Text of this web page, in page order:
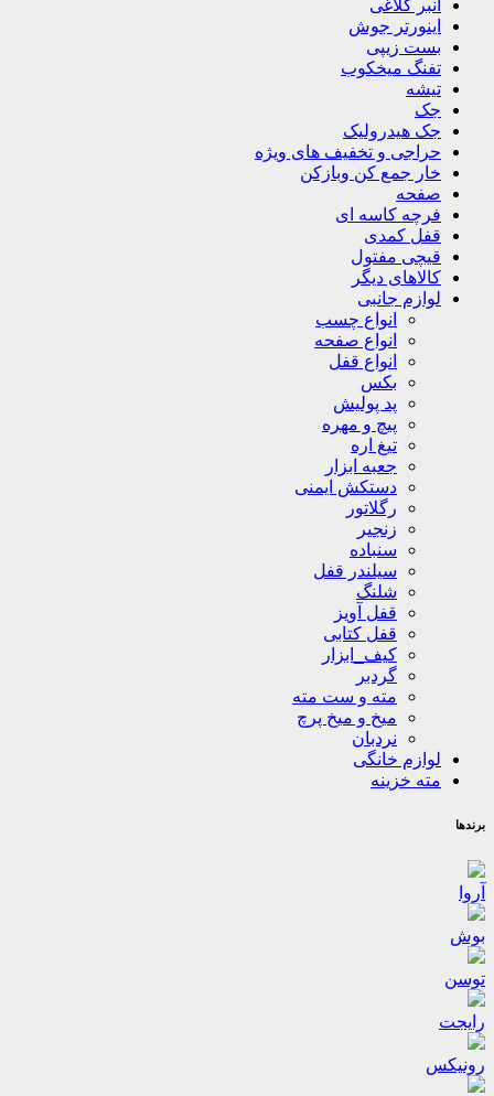
انبر کلاغی
اینورتر جوش
بست زیپی
تفنگ میخکوب
تیشه
جک
جک هیدرولیک
حراجی و تخفیف های ویژه
خار جمع کن وبازکن
صفحه
فرچه کاسه ای
قفل کمدی
قیچی مفتول
کالاهای دیگر
لوازم جانبی
انواع چسب
انواع صفحه
انواع قفل
بکس
پد پولیش
پیچ و مهره
تیغ اره
جعبه ابزار
دستکش ایمنی
رگلاتور
زنجیر
سنباده
سیلندر قفل
شلنگ
قفل آویز
قفل کتابی
کیف_ابزار
گردبر
مته و ست مته
میخ و میخ پرچ
نردبان
لوازم خانگی
مته خزینه
برندها
آروا
بوش
توسن
رایجت
رونیکس